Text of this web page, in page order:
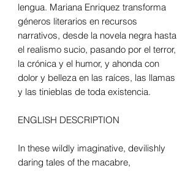
lengua. Mariana Enriquez transforma
géneros literarios en recursos
narrativos, desde la novela negra hasta
el realismo sucio, pasando por el terror,
la crónica y el humor, y ahonda con
dolor y belleza en las raíces, las llamas
y las tinieblas de toda existencia.
ENGLISH DESCRIPTION
In these wildly imaginative, devilishly
daring tales of the macabre,